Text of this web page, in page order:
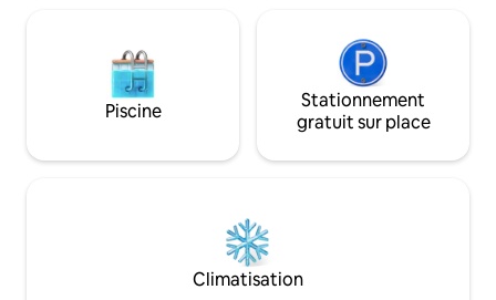
Piscine
Stationnement
gratuit sur place
Climatisation